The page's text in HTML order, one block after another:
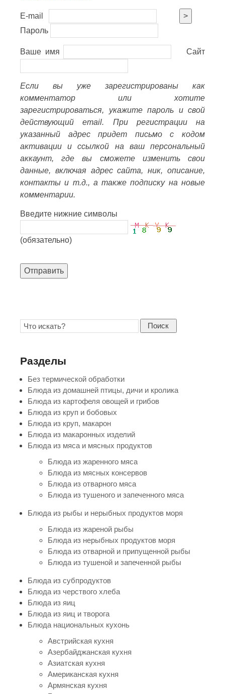
E-mail
>
Пароль
Ваше имя Сайт
Если вы уже зарегистрированы как
комментатор или хотите
зарегистрироваться, укажите пароль и свой
действующий email. При регистрации на
указанный адрес придет письмо с кодом
активации и ссылкой на ваш персональный
аккаунт, где вы сможете изменить свои
данные, включая адрес сайта, ник, описание,
контакты и т.д., а также подписку на новые
комментарии.
Введите нижние символы
(обязательно)
Отправить
Поиск
Разделы
Без термической обработки
Блюда из домашней птицы, дичи и кролика
Блюда из картофеля овощей и грибов
Блюда из круп и бобовых
Блюда из круп, макарон
Блюда из макаронных изделий
Блюда из мяса и мясных продуктов
Блюда из жаренного мяса
Блюда из мясных консервов
Блюда из отварного мяса
Блюда из тушеного и запеченного мяса
Блюда из рыбы и нерыбных продуктов моря
Блюда из жареной рыбы
Блюда из нерыбных продуктов моря
Блюда из отварной и припущенной рыбы
Блюда из тушеной и запеченной рыбы
Блюда из субпродуктов
Блюда из черствого хлеба
Блюда из яиц
Блюда из яиц и творога
Блюда национальных кухонь
Австрийская кухня
Азербайджанская кухня
Азиатская кухня
Американская кухня
Армянская кухня